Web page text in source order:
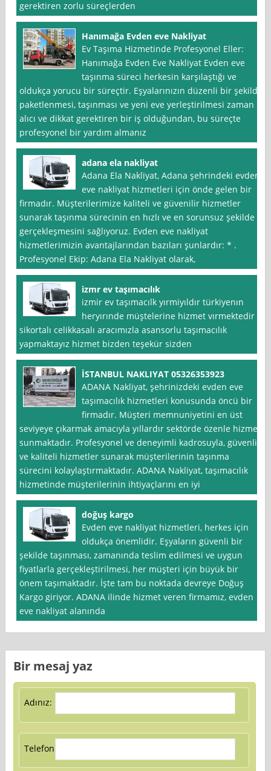
gerektiren zorlu süreçlerden
Hanımağa Evden eve Nakliyat
Ev Taşıma Hizmetinde Profesyonel Eller:
Hanımağa Evden Eve Nakliyat Evden eve
taşınma süreci herkesin karşılaştığı ve
oldukça yorucu bir süreçtir. Eşyalarınızın düzenli bir şekilde
paketlenmesi, taşınması ve yeni eve yerleştirilmesi zaman
alıcı ve dikkat gerektiren bir iş olduğundan, bu süreçte
profesyonel bir yardım almanız
adana ela nakliyat
Adana Ela Nakliyat, Adana şehrindeki evden
eve nakliyat hizmetleri için önde gelen bir
firmadır. Müşterilerimize kaliteli ve güvenilir hizmetler
sunarak taşınma sürecinin en hızlı ve en sorunsuz şekilde
gerçekleşmesini sağlıyoruz. Evden eve nakliyat
hizmetlerimizin avantajlarından bazıları şunlardır: * .
Profesyonel Ekip: Adana Ela Nakliyat olarak,
izmr ev taşımacılık
izmir ev taşımacılk yırmiyıldır türkiyenın
heryırınde müştelerine hizmet vırmektedir
sikortalı celikkasalı aracımızla asansorlu taşımacılık
yapmaktayız hizmet bizden teşekür sizden
İSTANBUL NAKLIYAT 05326353923
ADANA Nakliyat, şehrinizdeki evden eve
taşımacılık hizmetleri konusunda öncü bir
firmadır. Müşteri memnuniyetini en üst
seviyeye çıkarmak amacıyla yıllardır sektörde özenle hizmet
sunmaktadır. Profesyonel ve deneyimli kadrosuyla, güvenli
ve kaliteli hizmetler sunarak müşterilerinin taşınma
sürecini kolaylaştırmaktadır. ADANA Nakliyat, taşımacılık
hizmetinde müşterilerinin ihtiyaçlarını en iyi
doğuş kargo
Evden eve nakliyat hizmetleri, herkes için
oldukça önemlidir. Eşyaların güvenli bir
şekilde taşınması, zamanında teslim edilmesi ve uygun
fiyatlarla gerçekleştirilmesi, her müşteri için büyük bir
önem taşımaktadır. İşte tam bu noktada devreye Doğuş
Kargo giriyor. ADANA ilinde hizmet veren firmamız, evden
eve nakliyat alanında
Bir mesaj yaz
Adınız:
Telefon: